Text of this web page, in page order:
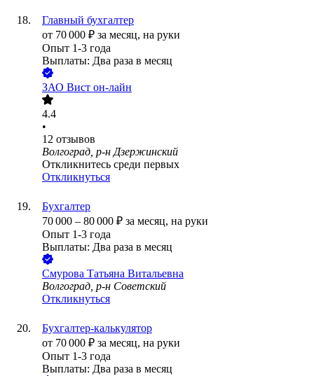
Главный бухгалтер
от 70 000 ₽ за месяц, на руки
Опыт 1-3 года
Выплаты: Два раза в месяц
ЗАО Вист он-лайн
4.4
•
12 отзывов
Волгоград, р-н Дзержинский
Откликнитесь среди первых
Откликнуться
Бухгалтер
70 000 – 80 000 ₽ за месяц, на руки
Опыт 1-3 года
Выплаты: Два раза в месяц
Смурова Татьяна Витальевна
Волгоград, р-н Советский
Откликнуться
Бухгалтер-калькулятор
от 70 000 ₽ за месяц, на руки
Опыт 1-3 года
Выплаты: Два раза в месяц